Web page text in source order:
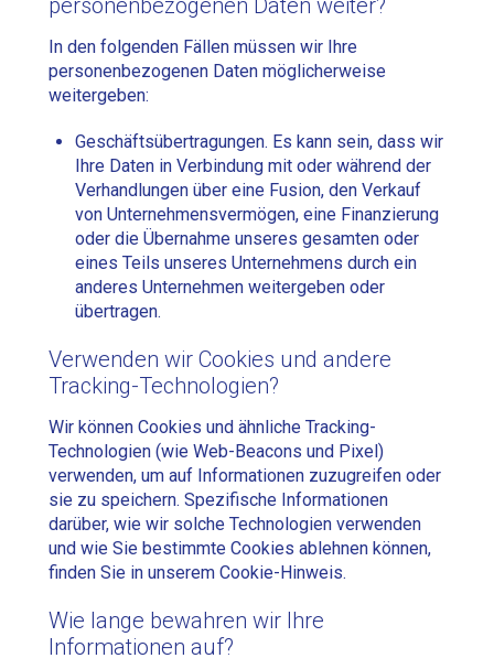
personenbezogenen Daten weiter?
In den folgenden Fällen müssen wir Ihre
personenbezogenen Daten möglicherweise
weitergeben:
Geschäftsübertragungen. Es kann sein, dass wir
Ihre Daten in Verbindung mit oder während der
Verhandlungen über eine Fusion, den Verkauf
von Unternehmensvermögen, eine Finanzierung
oder die Übernahme unseres gesamten oder
eines Teils unseres Unternehmens durch ein
anderes Unternehmen weitergeben oder
übertragen.
Verwenden wir Cookies und andere
Tracking-Technologien?
Wir können Cookies und ähnliche Tracking-
Technologien (wie Web-Beacons und Pixel)
verwenden, um auf Informationen zuzugreifen oder
sie zu speichern. Spezifische Informationen
darüber, wie wir solche Technologien verwenden
und wie Sie bestimmte Cookies ablehnen können,
finden Sie in unserem Cookie-Hinweis.
Wie lange bewahren wir Ihre
Informationen auf?